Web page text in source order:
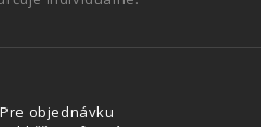
Pre objednávku